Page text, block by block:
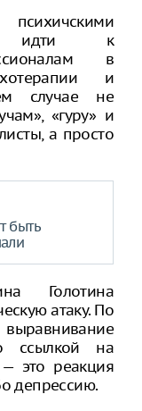
идти к
в
и
случае не
«гуру» и
а просто
быть
Голотина
атаку. По
ссылкой на
— это реакция
депрессию.